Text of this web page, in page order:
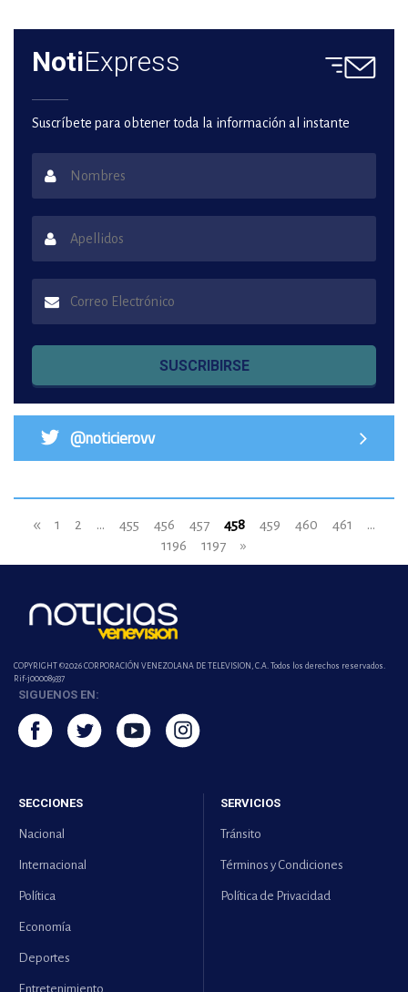
NotiExpress
Suscríbete para obtener toda la información al instante
SUSCRIBIRSE
@noticierovv
« 1 2 ... 455 456 457 458 459 460 461
...
1196
1197 »
COPYRIGHT ©2026 CORPORACIÓN VENEZOLANA DE TELEVISION, C.A. Todos los derechos reservados.
Rif-j000089337
SIGUENOS EN:
SECCIONES
Nacional
Internacional
Política
Economía
Deportes
Entretenimiento
SERVICIOS
Tránsito
Términos y Condiciones
Política de Privacidad